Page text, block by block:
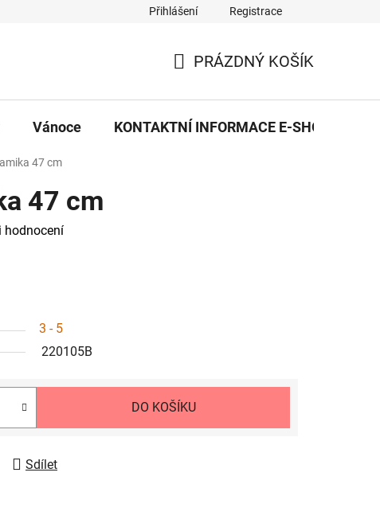
eDekor PROVOZOVNA OBCHODNÍ PODMÍNKY
Přihlášení Registrace
KOŠÍK
PRÁZDNÝ KOŠÍK
Vánoce KONTAKTNÍ INFORMACE E-SHOPU
47 cm
47 cm
hodnocení
3 - 5
220105B
DO KOŠÍKU
Sdílet